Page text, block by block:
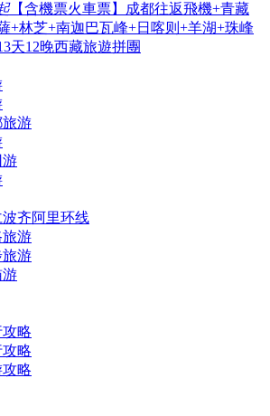
【含機票火車票】成都往返飛機+青藏
+林芝+南迦巴瓦峰+日喀则+羊湖+珠峰
天12晚西藏旅遊拼團
旅游
游
齐阿里环线
游
游
游
略
略
攻略